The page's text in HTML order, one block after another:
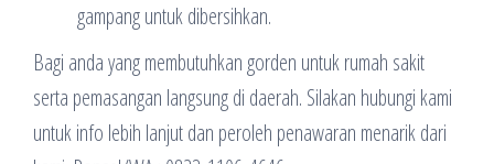
gampang untuk dibersihkan.
Bagi anda yang membutuhkan gorden untuk rumah sakit
serta pemasangan langsung di daerah. Silakan hubungi kami
untuk info lebih lanjut dan peroleh penawaran menarik dari